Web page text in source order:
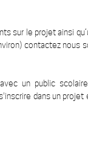
sur le projet ainsi
contactez nous
un public
dans un